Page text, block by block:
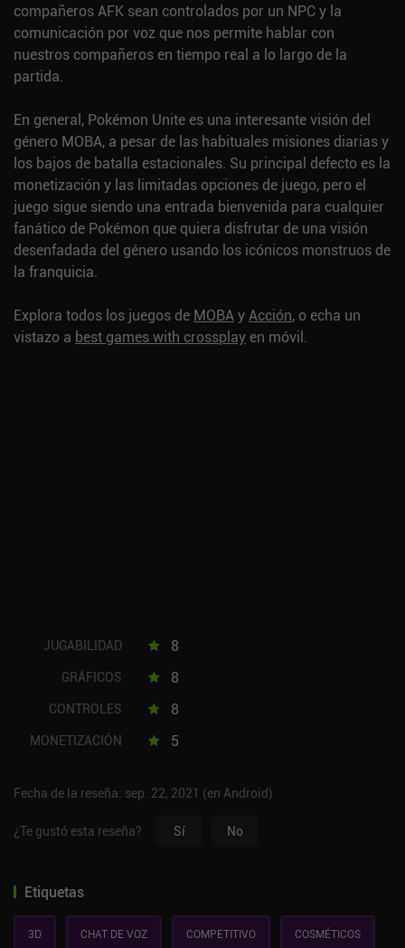
compañeros AFK sean controlados por un NPC y la
comunicación por voz que nos permite hablar con
nuestros compañeros en tiempo real a lo largo de la
partida.
En general, Pokémon Unite es una interesante visión del
género MOBA, a pesar de las habituales misiones diarias y
los bajos de batalla estacionales. Su principal defecto es la
monetización y las limitadas opciones de juego, pero el
juego sigue siendo una entrada bienvenida para cualquier
fanático de Pokémon que quiera disfrutar de una visión
desenfadada del género usando los icónicos monstruos de
la franquicia.
Explora todos los juegos de MOBAyAcción, o echa un
vistazo a best games with crossplay en móvil.
JUGABILIDAD 8
GRÁFICOS 8
CONTROLES 8
MONETIZACIÓN 5
Fecha de la reseña: sep. 22, 2021 (en Android)
¿Te gustó esta reseña? Sí No
Etiquetas
3D CHAT DE VOZ COMPETITIVO COSMÉTICOS